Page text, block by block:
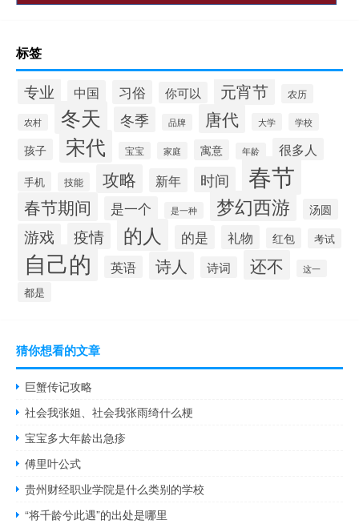
标签
专业 中国 习俗 你可以 元宵节 农历
农村 冬天 冬季 品牌 唐代 大学 学校
孩子 宋代 宝宝 家庭 寓意 年龄 很多人
手机 技能 攻略 新年 时间 春节
春节期间 是一个 是一种 梦幻西游 汤圆
游戏 疫情 的人 的是 礼物 红包 考试
自己的 英语 诗人 诗词 还不 这一
都是
猜你想看的文章
巨蟹传记攻略
社会我张姐、社会我张雨绮什么梗
宝宝多大年龄出急疹
傅里叶公式
贵州财经职业学院是什么类别的学校
“将千龄兮此遇”的出处是哪里